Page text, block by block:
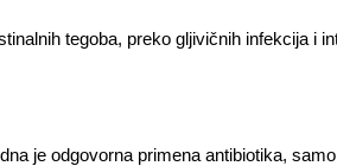
tegoba, preko gljivičnih infekcija i
je odgovorna primena antibiotika,